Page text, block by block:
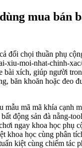
mua bán
đối chọi thuần phụ
xiu-moi-nhat-chinh-
bài xích, giúp người
băn khoăn hoặc đeo
mẫu mã mã khía cạnh
động sản đà nẵng-
ngay khoa học phụ
khoa học cùng phân
kiệt cùng chiếm tác